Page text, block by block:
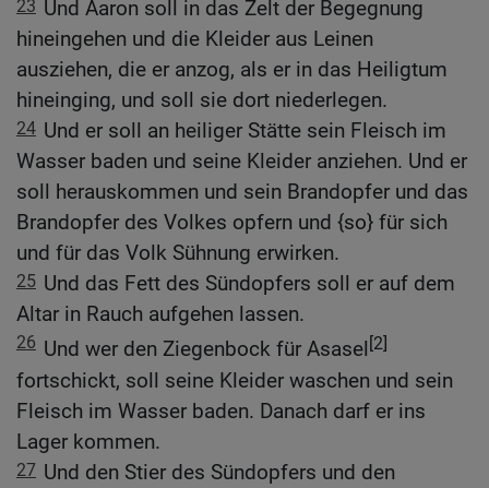
23 Und Aaron soll in das Zelt der Begegnung
hineingehen und die Kleider aus Leinen
ausziehen, die er anzog, als er in das Heiligtum
hineinging, und soll sie dort niederlegen.
24 Und er soll an heiliger Stätte sein Fleisch im
Wasser baden und seine Kleider anziehen. Und er
soll herauskommen und sein Brandopfer und das
Brandopfer des Volkes opfern und {so} für sich
und für das Volk Sühnung erwirken.
25 Und das Fett des Sündopfers soll er auf dem
Altar in Rauch aufgehen lassen.
26 Und wer den Ziegenbock für Asasel [2]
fortschickt, soll seine Kleider waschen und sein
Fleisch im Wasser baden. Danach darf er ins
Lager kommen.
27 Und den Stier des Sündopfers und den